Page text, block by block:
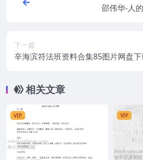
邵伟华-人
下一篇
辛海滨符法班资料合集85图片网盘下
相关文章
VIP VIP